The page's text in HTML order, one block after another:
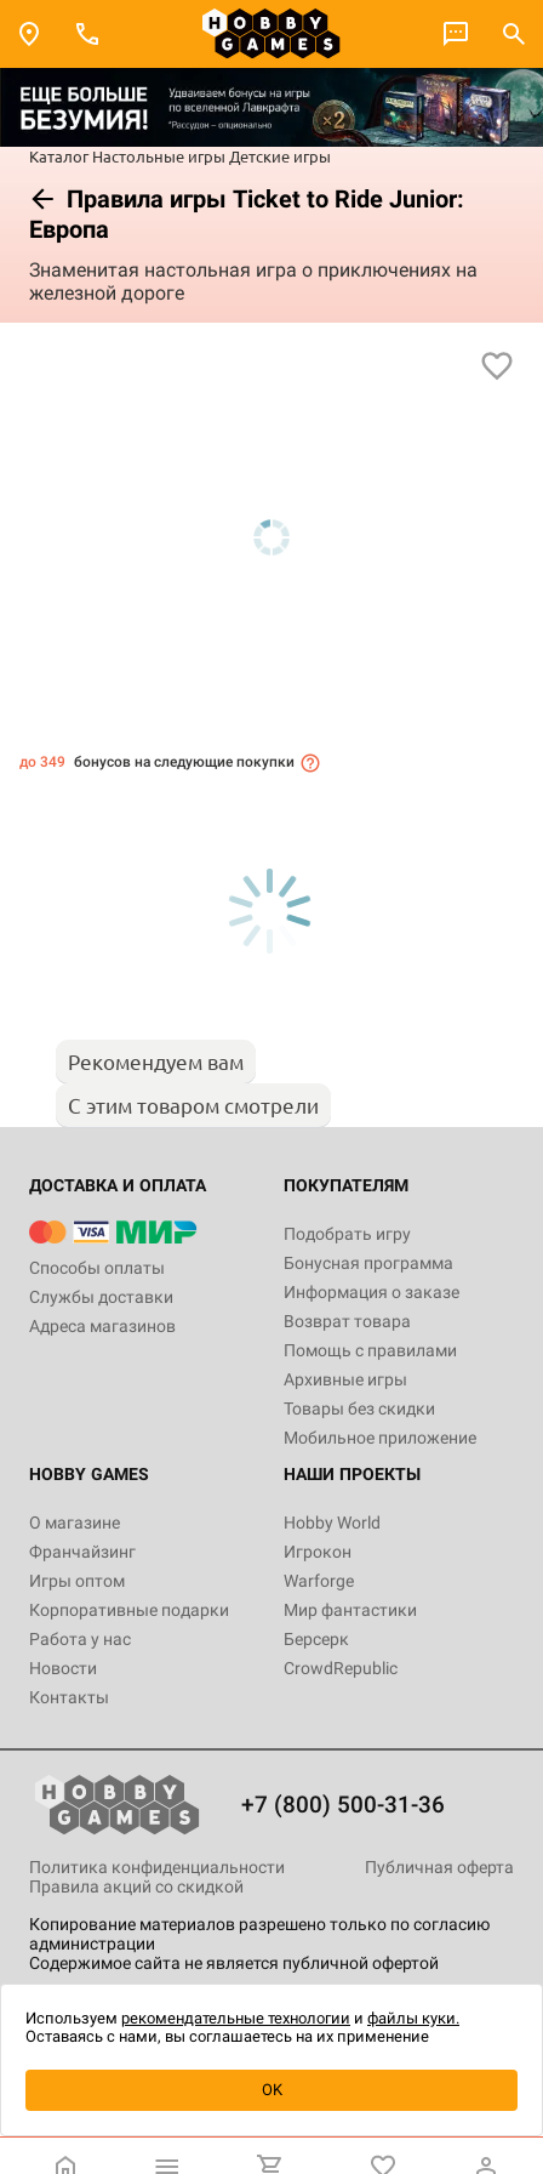
Каталог Настольные игры Детские игры
Правила игры Ticket to Ride Junior:
Европа
Знаменитая настольная игра о приключениях на
железной дороге
Уведомить о наличии
до 349 бонусов на следующие покупки
Рекомендуем вам
С этим товаром смотрели
ДОСТАВКА И ОПЛАТА
Способы оплаты
Службы доставки
Адреса магазинов
ПОКУПАТЕЛЯМ
Подобрать игру
Бонусная программа
Информация о заказе
Возврат товара
Помощь с правилами
Архивные игры
Товары без скидки
Мобильное приложение
HOBBY GAMES
О магазине
Франчайзинг
Игры оптом
Корпоративные подарки
Работа у нас
Новости
Контакты
НАШИ ПРОЕКТЫ
Hobby World
Игрокон
Warforge
Мир фантастики
Берсерк
CrowdRepublic
+7 (800) 500-31-36
Копирование материалов разрешено только по согласию
администрации
Содержимое сайта не является публичной офертой
Политика конфиденциальности
Публичная оферта
Правила акций со скидкой
технологии.
Используем рекомендательные технологии и файлы куки.
Оставаясь с нами, вы соглашаетесь на их применение
OK